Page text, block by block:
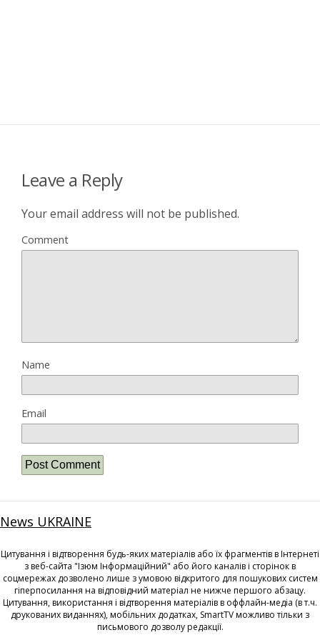
Leave a Reply
Your email address will not be published.
Comment
Name
Email
News UKRAINE
Цитування і відтворення будь-яких матеріалів або їх фрагментів в Інтернеті
з веб-сайта "Ізюм Інформаційний" або його каналів і сторінок в
соцмережах дозволено лише з умовою відкритого для пошукових систем
гіперпосилання на відповідний матеріал не нижче першого абзацу.
Цитування, використання і відтворення матеріалів в оффлайн-медіа (в т.ч.
друкованих виданнях), мобільних додатках, SmartTV можливо тільки з
письмового дозволу редакції.